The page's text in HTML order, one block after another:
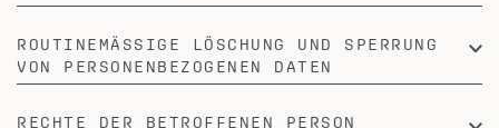
ROUTINEMÄSSIGE LÖSCHUNG UND SPERRUNG V
ON PERSONENBEZOGENEN DATEN
RECHTE DER BETROFFENEN PERSON